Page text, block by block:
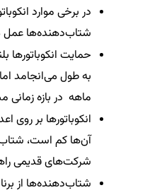
در برخی موارد
شتاب‌دهنده‌ها عمل
حمایت
به طول می‌انجامد
ماهه در بازه
انکوباتورها بر روی
آن‌ها کم است،
شرکت‌های قدیمی
شتاب‌دهنده‌ها از